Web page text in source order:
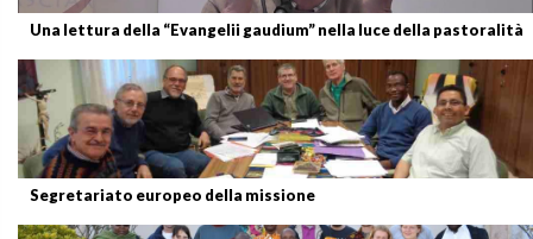
Una lettura della “Evangelii gaudium” nella luce della pastoralità
Segretariato europeo della missione